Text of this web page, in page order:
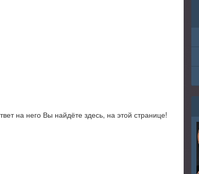
на него Вы найдёте здесь, на этой странице!